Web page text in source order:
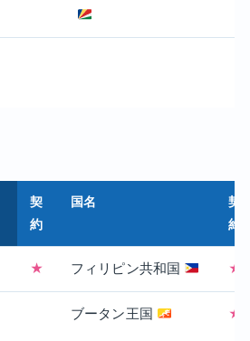
契
約
国名
契
約
★ フィリピン共和国 ★
ブータン王国 ★